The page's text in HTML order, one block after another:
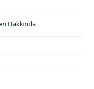
Hakkında